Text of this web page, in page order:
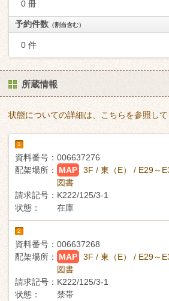
0 冊
予約件数 （割当含む）
0 件
所蔵情報
状態についての詳細は、こちらを参照して
1
資料番号： 006637276
配架場所：
MAP
3F / 東（E） / E29～
図書
請求記号： K222/125/3-1
状態：
在庫
2
資料番号： 006637268
配架場所：
MAP
3F / 東（E） / E29～
図書
請求記号： K222/125/3-1
状態：
禁帯